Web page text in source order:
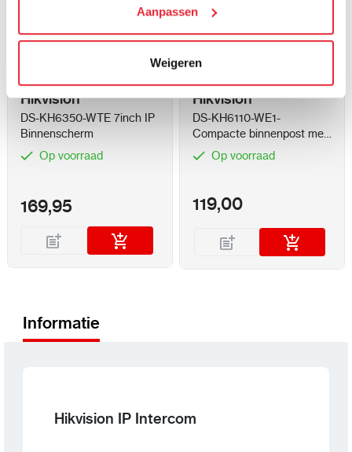
We werken samen met21 derden
die uw gegevens
kunnen ontvangen en verwerken.
Aanpassen
Weigeren
Wit Zwart
Hikvision
DS-KH6350-WTE 7inch IP
Binnenscherm
Op voorraad
169,95
Hikvision
DS-KH6110-WE1-
Compacte binnenpost met
4.3 inch display
Op voorraad
119,00
Informatie
Hikvision IP Intercom